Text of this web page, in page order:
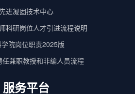
进凝固技术中心
科研岗位人才引进流程说明
院岗位职责2025版
任兼职教授和非编人员流程
服务平台